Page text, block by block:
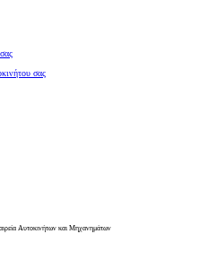
σας
Αυτοκινήτων και Μηχανημάτων